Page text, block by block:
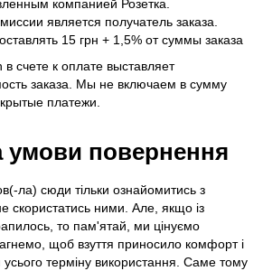
компанией Розетка.
является получатель заказа.
15 грн + 1,5% от суммы заказа
счете к оплате выставляет
заказа. Мы не включаем в сумму
платежи.
умови повернення
ла) сюди тільки ознайомитись з
ними. Але, якщо із
то пам'ятай, ми цінуємо
щоб взуття приносило комфорт і
усього терміну використання. Саме тому